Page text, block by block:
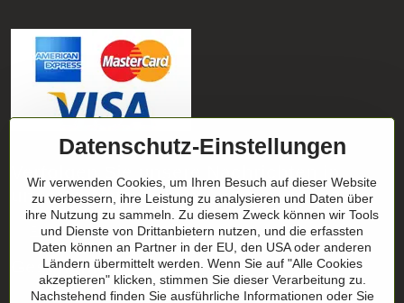
unseren Netzwerken
Facebook Instagram
Geschenktipp
Datenschutz-Einstellungen
Wir verwenden Cookies, um Ihren Besuch auf dieser Website
zu verbessern, ihre Leistung zu analysieren und Daten über
ihre Nutzung zu sammeln. Zu diesem Zweck können wir Tools
und Dienste von Drittanbietern nutzen, und die erfassten
Daten können an Partner in der EU, den USA oder anderen
Ländern übermittelt werden. Wenn Sie auf "Alle Cookies
akzeptieren" klicken, stimmen Sie dieser Verarbeitung zu.
Nachstehend finden Sie ausführliche Informationen oder Sie